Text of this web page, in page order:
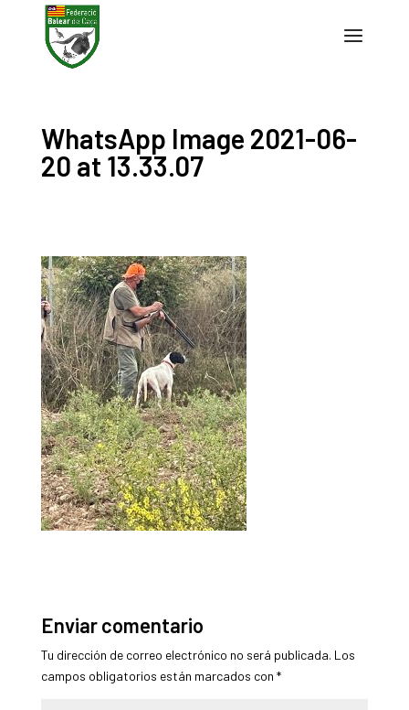
WhatsApp Image 2021-06-
20 at 13.33.07
Enviar comentario
Tu dirección de correo electrónico no será publicada. Los
campos obligatorios están marcados con *